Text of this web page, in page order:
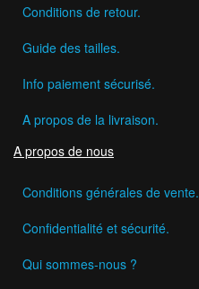
Conditions de retour.
Guide des tailles.
Info paiement sécurisé.
A propos de la livraison.
A propos de nous
Conditions générales de vente.
Confidentialité et sécurité.
Qui sommes-nous ?